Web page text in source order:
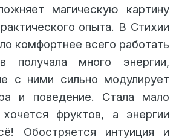
магическую картину
опыта. В Стихии
комфортнее всего работать
получала много энергии,
с ними сильно модулирует
и поведение. Стала мало
фруктов, а энергии
Обостряется интуиция и